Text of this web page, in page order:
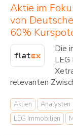
Aktie im
von
60%
Die
relevanten
Aktien Analysten
LEG Immobilien